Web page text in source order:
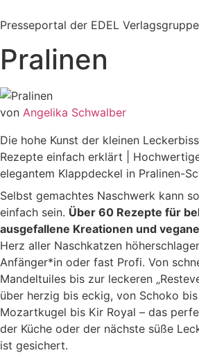
Inhalt
Presseportal der EDEL
Pralinen
von Angelika Schwalber
Die hohe Kunst der kleinen
Rezepte einfach erklärt |
elegantem Klappdeckel in Pralinen-
Selbst gemachtes Naschwerk kann
einfach sein. Über 60 Rezepte für
ausgefallene Kreationen und
Herz aller Naschkatzen
Anfänger*in oder fast Profi. Von
Mandeltuiles bis zur leckeren
über herzig bis eckig, von Schoko
Mozartkugel bis Kir Royal – das
der Küche oder der nächste süße
ist gesichert.